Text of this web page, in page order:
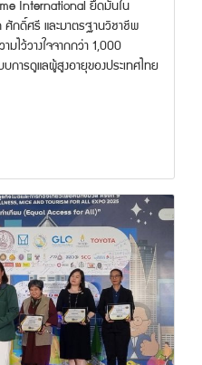
International ยึดมั่นใน
ศักดิ์ศรี และมาตรฐานวิชาชีพ
มไว้วางใจจากกว่า 1,000
ารดูแลผู้สูงอายุของประเทศไทย